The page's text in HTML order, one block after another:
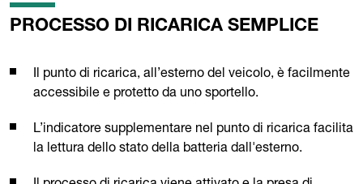
PROCESSO DI RICARICA SEMPLICE
Il punto di ricarica, all’esterno del veicolo, è facilmente
accessibile e protetto da uno sportello.
L’indicatore supplementare nel punto di ricarica facilita
la lettura dello stato della batteria dall'esterno.